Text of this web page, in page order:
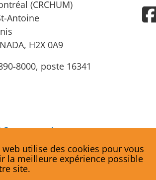
web utilise des cookies pour vous
la meilleure expérience possible
site.
(CRCHUM)
Antoine
H2X 0A9
8000, poste 16341